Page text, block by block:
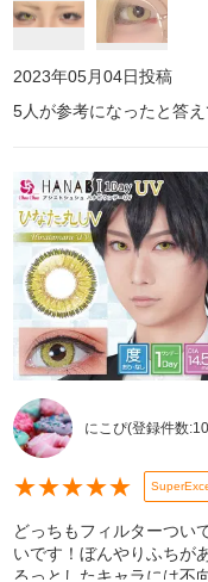
2023年05月04日投稿
5人が参考になったと答
にこぴ(登録件数:10
★★★★★
どっちもフィルターつい
いです！ぼんやりふちが
るっとしたキャラには不